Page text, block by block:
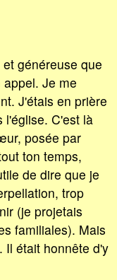
généreuse que
Je me
J'étais en prière
l'église. C'est là
posée par
ton temps,
de dire que je
trop
(je projetais
familiales). Mais
Il était honnête d'y